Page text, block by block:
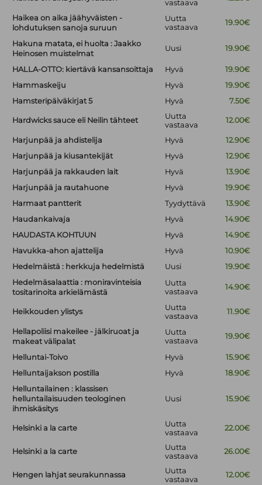
vastaava
Haikea on aika jäähyväisten -
lohdutuksen sanoja suruun
Uutta
vastaava
19.90€
Hakuna matata, ei huolta : Jaakko
Heinosen muistelmat
Uusi 19.90€
HALLA-OTTO: kiertävä kansansoittaja Hyvä
19.90€
Hammaskeiju
Hyvä
19.90€
Hamsteripäiväkirjat 5
Hyvä 7.50€
Hardwicks sauce eli Neilin tähteet
Uutta
vastaava
12.00€
Harjunpää ja ahdistelija Hyvä
12.90€
Harjunpää ja kiusantekijät
Hyvä
12.90€
Harjunpää ja rakkauden lait
Hyvä
13.90€
Harjunpää ja rautahuone
Hyvä
19.90€
Harmaat pantterit
Tyydyttävä
13.90€
Haudankaivaja
Hyvä
14.90€
HAUDASTA KOHTUUN
Hyvä
14.90€
Havukka-ahon ajattelija
Hyvä
10.90€
Hedelmäistä : herkkuja hedelmistä
Uusi
19.90€
Hedelmäsalaattia : moniravinteisia
tositarinoita arkielämästä
Uutta
vastaava
14.90€
Heikkouden ylistys
Uutta
vastaava
11.90€
Hellapoliisi makeilee - jälkiruoat ja
makeat välipalat
Uutta
vastaava
19.90€
Helluntai-Toivo Hyvä
15.90€
Helluntaijakson postilla
Hyvä
18.90€
Helluntailainen : klassisen
helluntailaisuuden teologinen
ihmiskäsitys
Uusi 15.90€
Helsinki a la carte
Uutta
vastaava
22.00€
Helsinki a la carte
Uutta
vastaava
26.00€
Hengen lahjat seurakunnassa
Uutta
vastaava
12.00€